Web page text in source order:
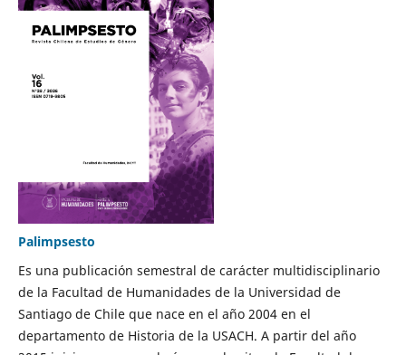
Palimpsesto
Es una publicación semestral de carácter multidisciplinario
de la Facultad de Humanidades de la Universidad de
Santiago de Chile que nace en el año 2004 en el
departamento de Historia de la USACH. A partir del año